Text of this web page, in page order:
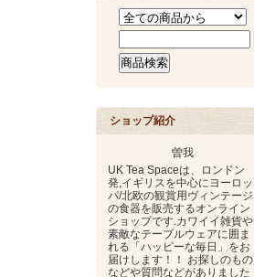
ショップ紹介
曽我
UK Tea Spaceは、ロンドン
発,イギリスを中心にヨーロッ
パ/北欧の観賞用ヴィンテージ
の食器を販売するオンライン
ショップです.カワイイ雑貨や
素敵なテーブルウェアに囲ま
れる「ハッピーな毎日」をお
届けします！！ お探しのもの
などや質問などがありました